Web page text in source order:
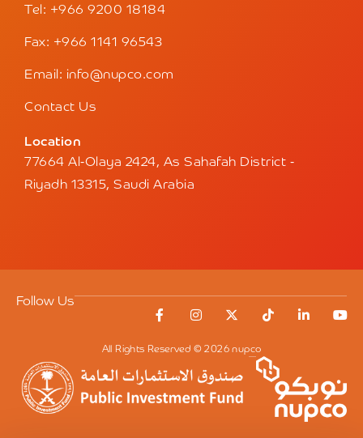
Tel: +966 9200 18184
Fax: +966 1141 96543
Email: info@nupco.com
Contact Us
Location
77664 Al-Olaya 2424, As Sahafah District -
Riyadh 13315, Saudi Arabia
Follow Us
All Rights Reserved © 2026 nupco